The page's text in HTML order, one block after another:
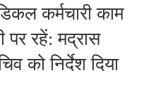
कर्मचारी काम
पर रहें: मद्रास
को निर्देश दिया